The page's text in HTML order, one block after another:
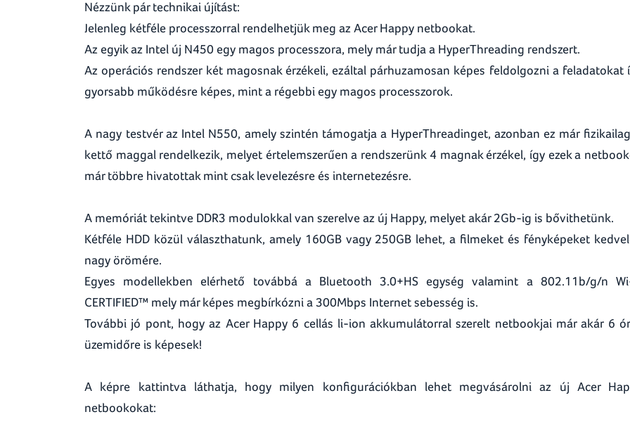
Nézzünk pár technikai újítást:
Jelenleg kétféle processzorral rendelhetjük meg az Acer Happy netbookat.
Az egyik az Intel új N450 egy magos processzora, mely már tudja a HyperThreading rendszert.
Az operációs rendszer két magosnak érzékeli, ezáltal párhuzamosan képes feldolgozni a feladatokat
gyorsabb működésre képes, mint a régebbi egy magos processzorok.
A nagy testvér az Intel N550, amely szintén támogatja a HyperThreadinget, azonban ez már
kettő maggal rendelkezik, melyet értelemszerűen a rendszerünk 4 magnak érzékel, így ezek a
már többre hivatottak mint csak levelezésre és internetezésre.
A memóriát tekintve DDR3 modulokkal van szerelve az új Happy, melyet akár 2Gb-ig is bővithetünk.
Kétféle HDD közül választhatunk, amely 160GB vagy 250GB lehet, a filmeket és fényképeket
nagy örömére.
Egyes modellekben elérhető továbbá a Bluetooth 3.0+HS egység valamint a 802.11b/g/n
CERTIFIED™ mely már képes megbírkózni a 300Mbps Internet sebesség is.
További jó pont, hogy az Acer Happy 6 cellás li-ion akkumulátorral szerelt netbookjai már akár 6
üzemidőre is képesek!
A képre kattintva láthatja, hogy milyen konfigurációkban lehet megvásárolni az új Acer
netbookokat: